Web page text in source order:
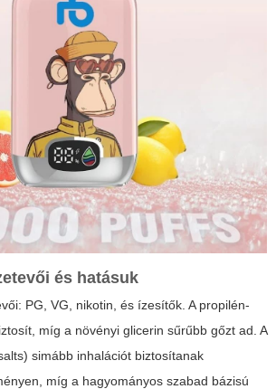
és hatásuk
PG, VG, nikotin, és ízesítők. A propilén-
míg a növényi glicerin sűrűbb gőzt ad. A
simább inhalációt biztosítanak
míg a hagyományos szabad bázisú